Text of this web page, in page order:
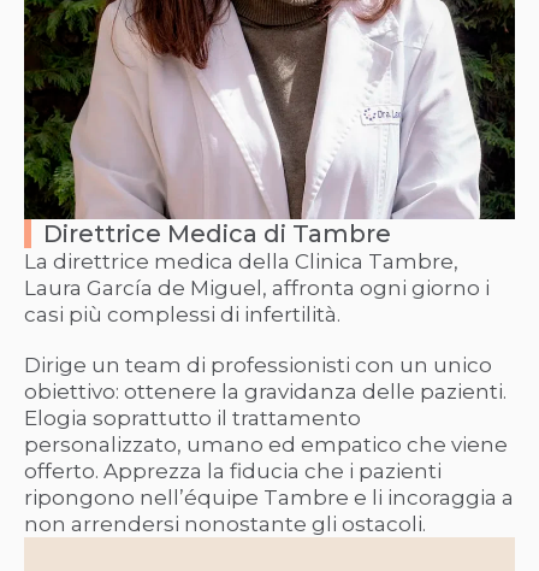
Direttrice Medica di Tambre
La direttrice medica della Clinica Tambre,
Laura García de Miguel, affronta ogni giorno i
casi più complessi di infertilità.
Dirige un team di professionisti con un unico
obiettivo: ottenere la gravidanza delle pazienti.
Elogia soprattutto il trattamento
personalizzato, umano ed empatico che viene
offerto. Apprezza la fiducia che i pazienti
ripongono nell’équipe Tambre e li incoraggia a
non arrendersi nonostante gli ostacoli.